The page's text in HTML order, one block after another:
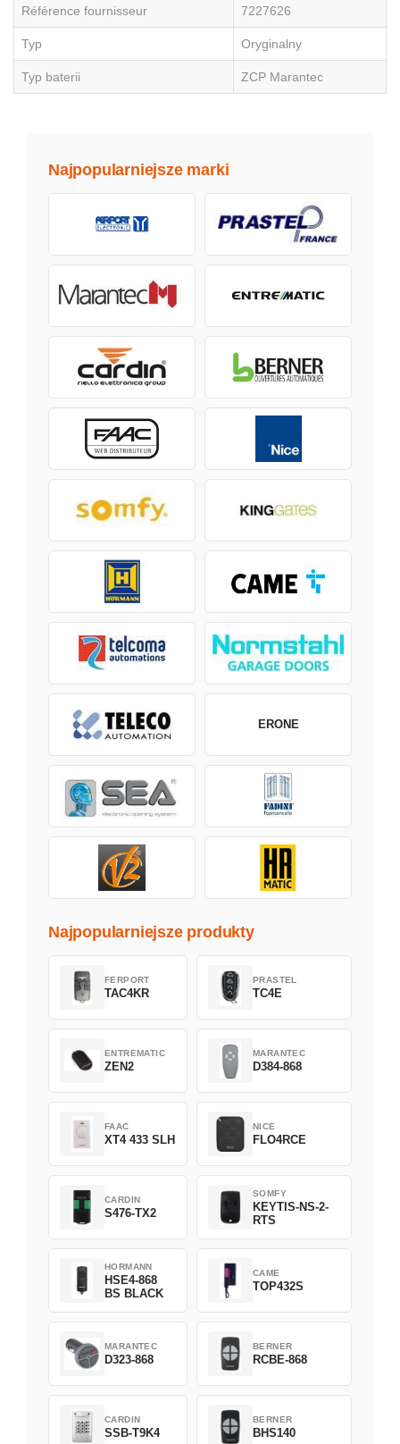
Référence fournisseur 7227626
Typ Oryginalny
Typ baterii ZCP Marantec
Najpopularniejsze marki
ERONE
Najpopularniejsze produkty
FERPORT
TAC4KR
PRASTEL
TC4E
ENTREMATIC
ZEN2
MARANTEC
D384-868
FAAC
XT4 433 SLH
NICE
FLO4RCE
CARDIN
S476-TX2
SOMFY
KEYTIS-NS-2-
RTS
HORMANN
HSE4-868
BS BLACK
CAME
TOP432S
MARANTEC
D323-868
BERNER
RCBE-868
CARDIN
SSB-T9K4
BERNER
BHS140